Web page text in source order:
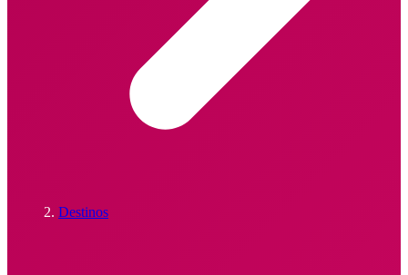
Destinos